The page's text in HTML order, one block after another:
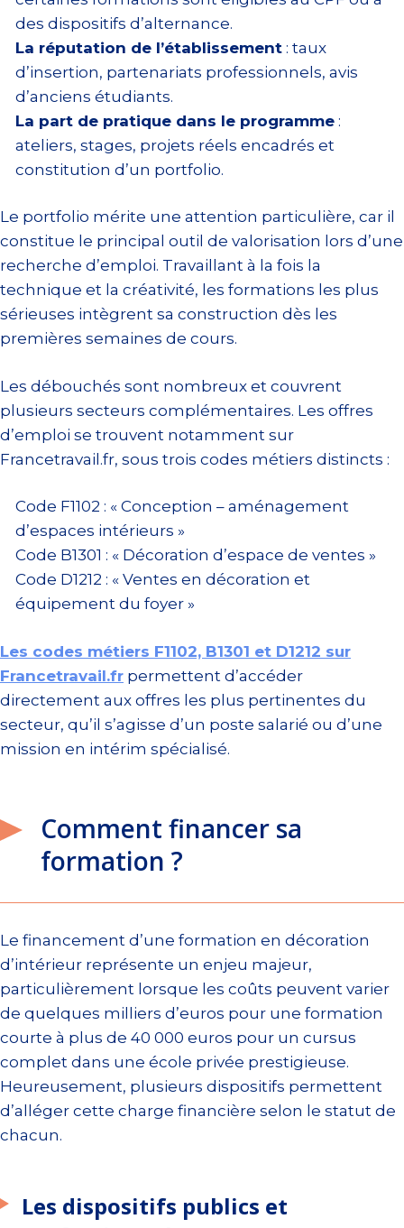
des dispositifs d’alternance.
La réputation de l’établissement : taux
d’insertion, partenariats professionnels, avis
d’anciens étudiants.
La part de pratique dans le programme :
ateliers, stages, projets réels encadrés et
constitution d’un portfolio.
Le portfolio mérite une attention particulière, car il
constitue le principal outil de valorisation lors d’une
recherche d’emploi. Travaillant à la fois la
technique et la créativité, les formations les plus
sérieuses intègrent sa construction dès les
premières semaines de cours.
Les débouchés sont nombreux et couvrent
plusieurs secteurs complémentaires. Les offres
d’emploi se trouvent notamment sur
Francetravail.fr, sous trois codes métiers distincts :
Code F1102 : « Conception – aménagement
d’espaces intérieurs »
Code B1301 : « Décoration d’espace de ventes »
Code D1212 : « Ventes en décoration et
équipement du foyer »
Les codes métiers F1102, B1301 et D1212 sur
Francetravail.fr permettent d’accéder
directement aux offres les plus pertinentes du
secteur, qu’il s’agisse d’un poste salarié ou d’une
mission en intérim spécialisé.
Comment financer sa
formation ?
Le financement d’une formation en décoration
d’intérieur représente un enjeu majeur,
particulièrement lorsque les coûts peuvent varier
de quelques milliers d’euros pour une formation
courte à plus de 40 000 euros pour un cursus
complet dans une école privée prestigieuse.
Heureusement, plusieurs dispositifs permettent
d’alléger cette charge financière selon le statut de
chacun.
Les dispositifs publics et